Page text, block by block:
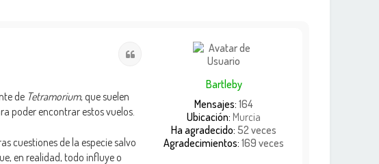
Bartleby
Mensajes: 164
Ubicación: Murcia
Ha agradecido: 52 veces
Agradecimientos: 169 veces
de Tetramorium, que suelen
poder encontrar estos vuelos.
cuestiones de la especie salvo
en realidad, todo influye o